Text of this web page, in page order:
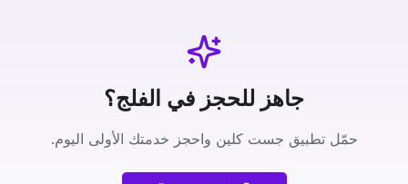
جاهز للحجز في الفلج؟
حمّل تطبيق جست كلين واحجز خدمتك الأولى اليوم.